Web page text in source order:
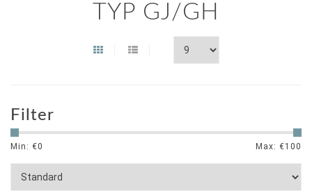
TYP GJ/GH
Filter
Min: €0 Max: €100